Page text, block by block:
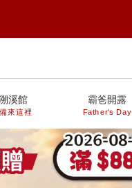
溪館
來這裡
霸爸開露
Father's Day